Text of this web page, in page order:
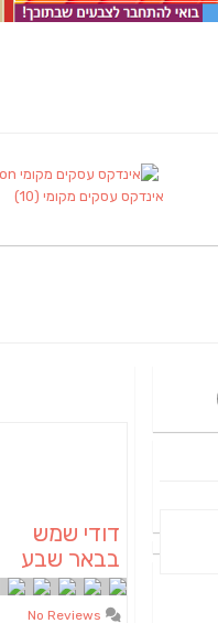
אינדקס עסקים מקומי (10)
דודי שמש
בבאר שבע